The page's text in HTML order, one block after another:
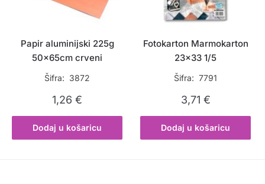
Papir aluminijski 225g
50x65cm crveni
Šifra: 3872
1,26€
Dodaj u košaricu
Fotokarton Marmokarton
23×33 1/5
Šifra: 7791
3,71 €
Dodaj u košaricu